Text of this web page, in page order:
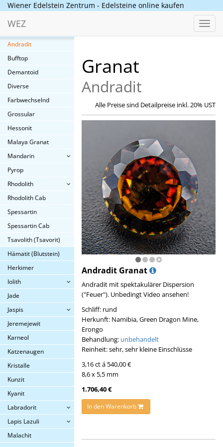
Wiener Edelstein Zentrum - Edelsteine online kaufen
WEZ
Fluorit
Granat
Andradit
Bufftop
Demantoid
Diverse
Farbwechselnd
Grossular
Hessonit
Malaya Granat
Mandarin
Pyrop
Rhodolith
Rhodolith Cab
Spessartin
Spessartin Cab
Tsavolith (Tsavorit)
Hämatit (Blutstein)
Herkimer
Iolith
Jade
Jaspis
Jeremejewit
Karneol
Katzenaugen
Kristalle
Kunzit
Kyanit
Labradorit
Lapis Lazuli
Malachit
Granat
Andradit
Alle Preise sind Detailpreise inkl. 20% UST
Andradit Granat
Andradit mit spektakulärer Dispersion
("Feuer"). Unbedingt Video ansehen!
Schliff: rund
Herkunft: Namibia, Green Dragon Mine,
Erongo
Behandlung: unbehandelt
Reinheit: sehr, sehr kleine Einschlüsse
3,16 ct á 540,00 €
8,6 x 5,5 mm
1.706,40 €
In den Warenkorb